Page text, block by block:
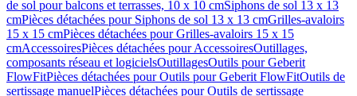
de sol pour balcons et terrasses, 10 x 10 cmSiphons de sol 13 x 13
cmPièces détachées pour Siphons de sol 13 x 13 cmGrilles-avaloirs
15 x 15 cmPièces détachées pour Grilles-avaloirs 15 x 15
cmAccessoiresPièces détachées pour AccessoiresOutillages,
composants réseau et logicielsOutillagesOutils pour Geberit
FlowFitPièces détachées pour Outils pour Geberit FlowFitOutils de
sertissage manuelPièces détachées pour Outils de sertissage